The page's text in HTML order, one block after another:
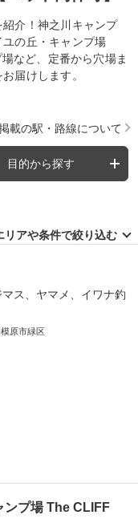
介！神之川キャンプ
の丘・キャンプ場
など、定番から穴場ま
届けします。
載の駅・路線について
目的から探す
リアや条件で絞り込む
ス、ヤマメ、イワナ釣
原市緑区
プ場 The CLIFF